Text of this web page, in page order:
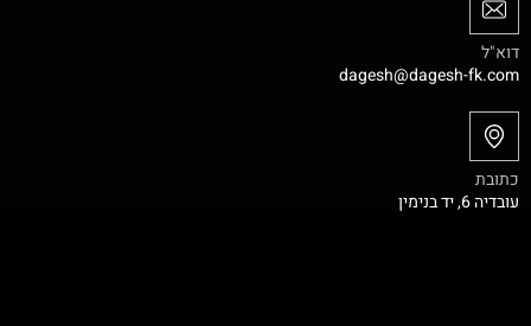
דוא"ל
dagesh@dagesh-fk.com
כתובת
עובדיה 6, יד בנימין